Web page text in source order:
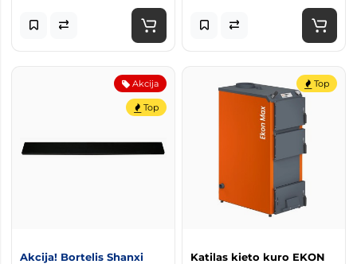
Akcija
Top
Akcija! Bortelis Shanxi
Top
Katilas kieto kuro EKON